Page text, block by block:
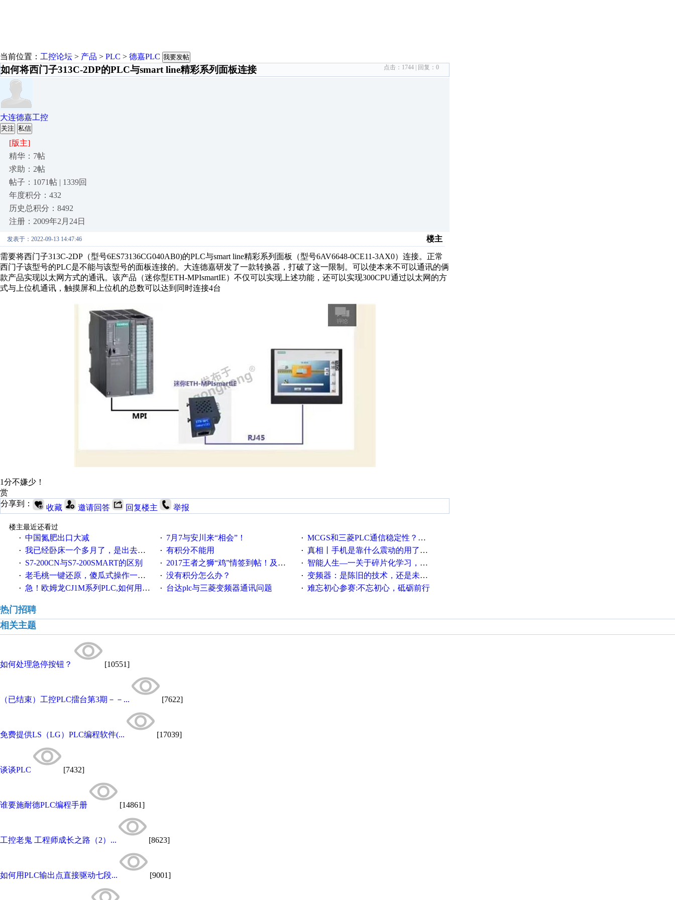
当前位置： 工控论坛 > 产品 > PLC > 德嘉PLC 我要发帖
如何将西门子313C-2DP的PLC与smart line精彩系列面板连接 点击： 1744 | 回复： 0
大连德嘉工控
关注 私信
[版主]
精华：7帖
求助：2帖
帖子：1071帖 | 1339回
年度积分：432
历史总积分：8492
注册：2009年2月24日
发表于：2022-09-13 14:47:46 楼主
需要将西门子313C-2DP（型号6ES73136CG040AB0)的PLC与smart line精彩系列面板（型号6AV6648-0CE11-3AX0）连接。正常
西门子该型号的PLC是不能与该型号的面板连接的。大连德嘉研发了一款转换器，打破了这一限制。可以使本来不可以通讯的俩
款产品实现以太网方式的通讯。该产品（迷你型ETH-MPIsmartIE）不仅可以实现上述功能，还可以实现300CPU通过以太网的方
式与上位机通讯，触摸屏和上位机的总数可以达到同时连接4台
1分不嫌少！
赏
分享到：
收藏 邀请回答 回复楼主 举报
楼主最近还看过
· 中国氮肥出口大减 · 7月7与安川来“相会”！ · MCGS和三菱PLC通信稳定性？？？
· 我已经卧床一个多月了，是出去安装机械手在高速遭遇车祸所致:大家工作都要特别注意啊 · 有积分不能用 · 真相丨手机是靠什么震动的用了这么多年才知道！
· S7-200CN与S7-200SMART的区别 · 2017王者之狮“鸡”情签到帖！及时更新在线研讨会预告 · 智能人生—一关于碎片化学习，看这一篇就够了！
· 老毛桃一键还原，傻瓜式操作一键轻松备份还原；程序为向导式安装，一键即可实现自动备份或还原系统。 · 没有积分怎么办？ · 变频器：是陈旧的技术，还是未来的幕后英雄？
· 急！欧姆龙CJ1M系列PLC,如何用时间控制变频器。要求时间在组态王中可以自由输入！拜托各位大神了！ · 台达plc与三菱变频器通讯问题 · 难忘初心参赛:不忘初心，砥砺前行
热门招聘
相关主题
如何处理急停按钮？ [10551]
（已结束）工控PLC擂台第3期－－... [7622]
免费提供LS（LG）PLC编程软件(... [17039]
谈谈PLC [7432]
谁要施耐德PLC编程手册 [14861]
工控老鬼 工程师成长之路（2）... [8623]
如何用PLC输出点直接驱动七段... [9001]